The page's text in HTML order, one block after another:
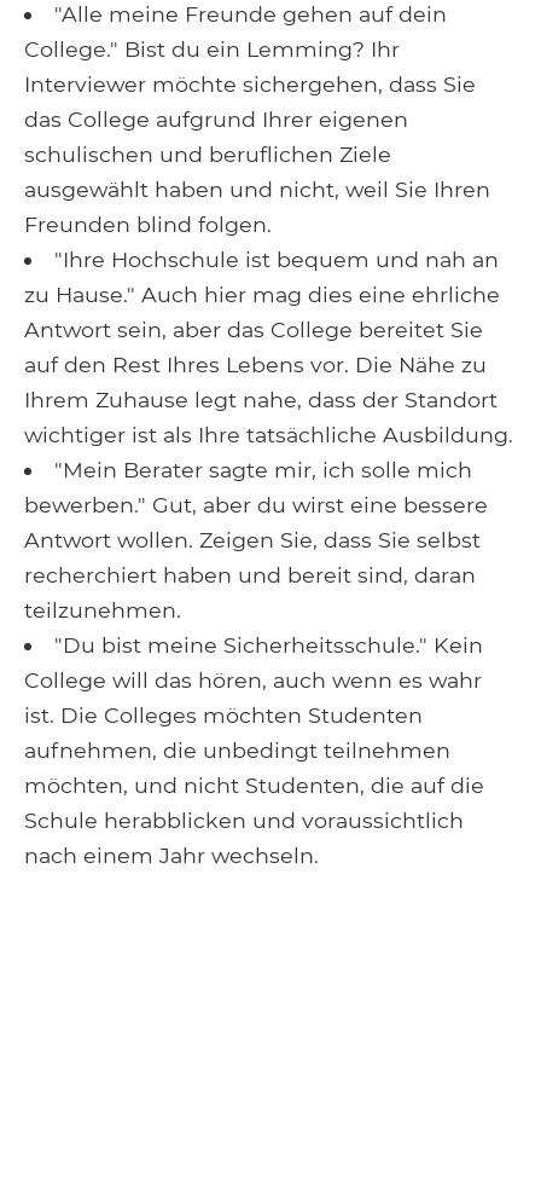
"Alle meine Freunde gehen auf dein
College." Bist du ein Lemming? Ihr
Interviewer möchte sichergehen, dass Sie
das College aufgrund Ihrer eigenen
schulischen und beruflichen Ziele
ausgewählt haben und nicht, weil Sie Ihren
Freunden blind folgen.
"Ihre Hochschule ist bequem und nah an
zu Hause." Auch hier mag dies eine ehrliche
Antwort sein, aber das College bereitet Sie
auf den Rest Ihres Lebens vor. Die Nähe zu
Ihrem Zuhause legt nahe, dass der Standort
wichtiger ist als Ihre tatsächliche Ausbildung.
"Mein Berater sagte mir, ich solle mich
bewerben." Gut, aber du wirst eine bessere
Antwort wollen. Zeigen Sie, dass Sie selbst
recherchiert haben und bereit sind, daran
teilzunehmen.
"Du bist meine Sicherheitsschule." Kein
College will das hören, auch wenn es wahr
ist. Die Colleges möchten Studenten
aufnehmen, die unbedingt teilnehmen
möchten, und nicht Studenten, die auf die
Schule herabblicken und voraussichtlich
nach einem Jahr wechseln.